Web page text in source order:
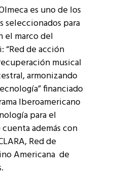
es uno de los
seleccionados para
el marco del
“Red de acción
musical
armonizando
financiado
Iberoamericano
para el
además con
Red de
Americana de